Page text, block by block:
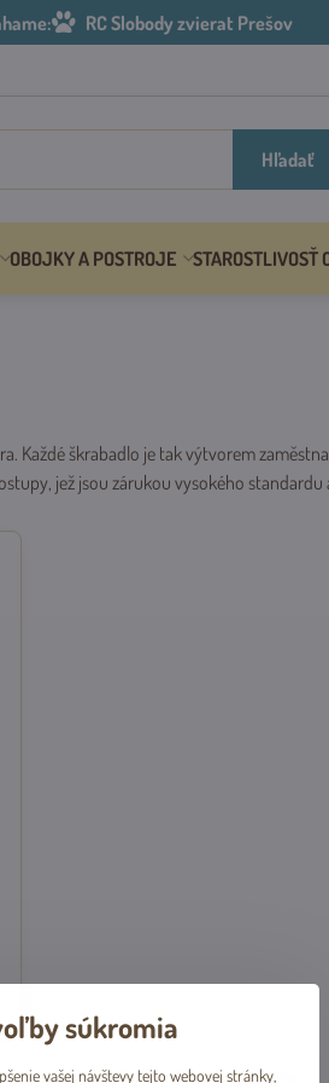
RC Slobody zvierat Prešov
Hľadať
OBOJKY A POSTROJE STAROSTLIVOSŤ
Každé škrabadlo je tak výtvorem
jež jsou zárukou vysokého
428/130, 186 00, Praha 8 - Karlín,
súkromia
vašej návštevy tejto webovej stránky,